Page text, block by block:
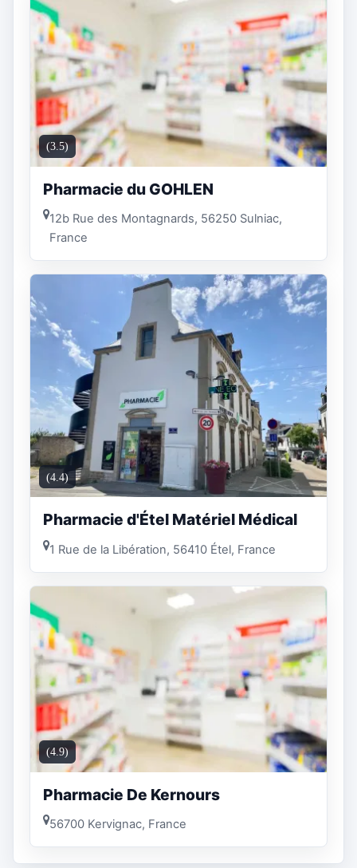
(3.5)
Pharmacie du GOHLEN
12b Rue des Montagnards, 56250 Sulniac,
France
(4.4)
Pharmacie d'Étel Matériel Médical
1 Rue de la Libération, 56410 Étel, France
(4.9)
Pharmacie De Kernours
56700 Kervignac, France